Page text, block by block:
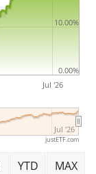
Jul '26
Jul '26
0.00%
10.00%
justETF.com
YTD MAX